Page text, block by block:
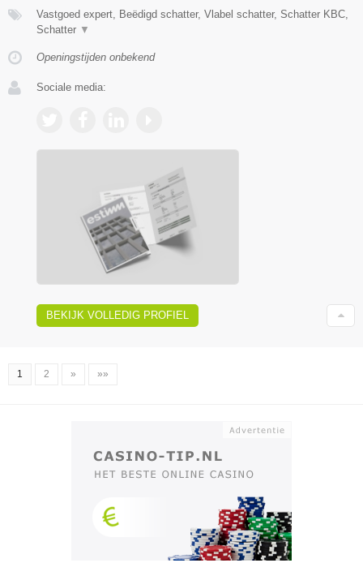
Vastgoed expert, Beëdigd schatter, Vlabel schatter, Schatter KBC,
Schatter ▼
Openingstijden onbekend
Sociale media:
BEKIJK VOLLEDIG PROFIEL
1 2 » »»